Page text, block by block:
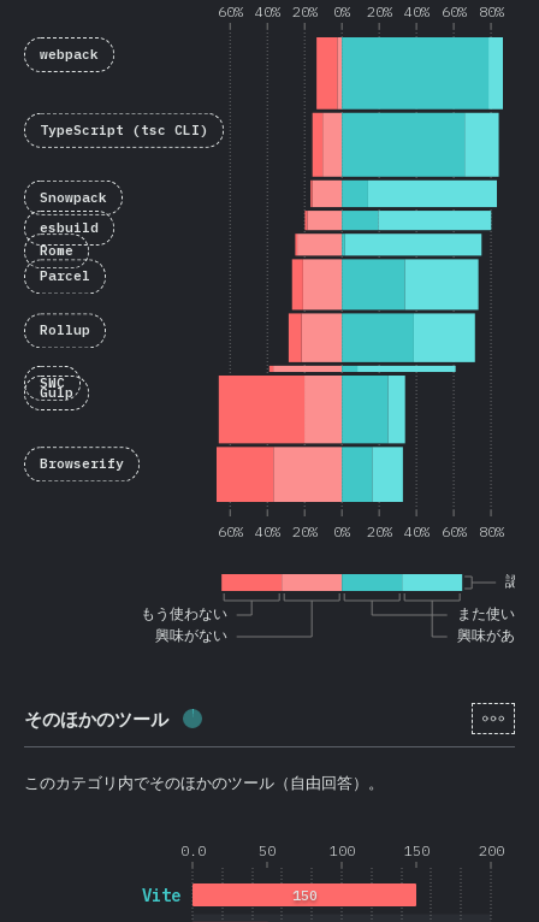
もう使わない
興味がない
また使いた
興味がある
認知
60% 40% 20% 0% 20% 40% 60% 80%
60% 40% 20% 0% 20% 40% 60% 80%
webpack
TypeScript (tsc CLI)
Snowpack
esbuild
Rome
Parcel
Rollup
SWC
Gulp
Browserify
そのほかのツール 回答記入率： [ja-
このカテゴリ内でそのほかのツール（自由回答）。
0.0 50 100 150 200
Vite 150